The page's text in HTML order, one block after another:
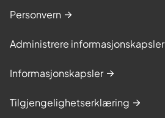
Personvern
Administrere informasjonskapsler
Informasjonskapsler
Tilgjengelighetserklæring